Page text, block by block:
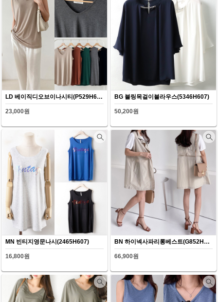
LD 베이직디오브이나시티(P529H607)
23,000원
BG 블링목걸이블라우스(5346H607)
50,200원
MN 빈티지영문나시(2465H607)
16,800원
BN 하이넥사파리롱베스트(G852H607)
66,900원